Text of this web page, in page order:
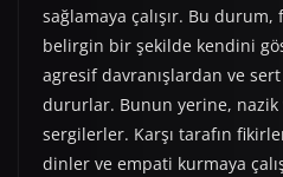
sağlamaya çalışır. Bu
belirgin bir şekilde kendini
agresif davranışlardan ve
dururlar. Bunun yerine, nazik
sergilerler. Karşı tarafın
dinler ve empati kurmaya